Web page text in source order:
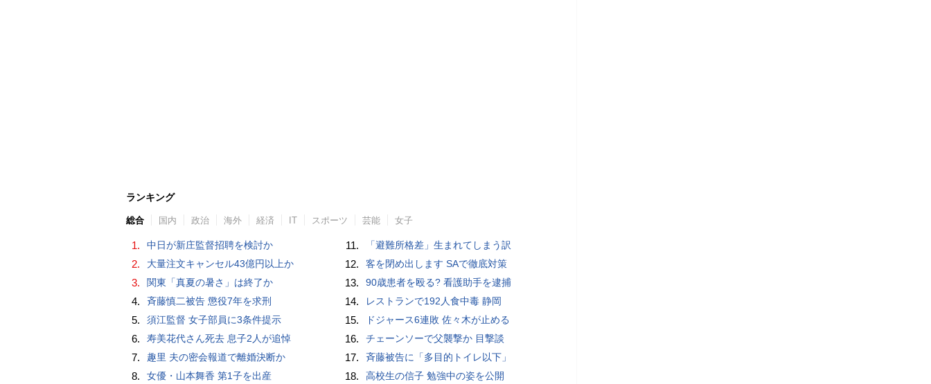
ランキング
総合 国内 政治 海外 経済 IT スポーツ 芸能 女子
1. 中日が新庄監督招聘を検討か
2. 大量注文キャンセル43億円以上か
3. 関東「真夏の暑さ」は終了か
4. 斉藤慎二被告 懲役7年を求刑
5. 須江監督 女子部員に3条件提示
6. 寿美花代さん死去 息子2人が追悼
7. 趣里 夫の密会報道で離婚決断か
8. 女優・山本舞香 第1子を出産
11. 「避難所格差」生まれてしまう訳
12. 客を閉め出します SAで徹底対策
13. 90歳患者を殴る? 看護助手を逮捕
14. レストランで192人食中毒 静岡
15. ドジャース6連敗 佐々木が止める
16. チェーンソーで父襲撃か 目撃談
17. 斉藤被告に「多目的トイレ以下」
18. 高校生の信子 勉強中の姿を公開